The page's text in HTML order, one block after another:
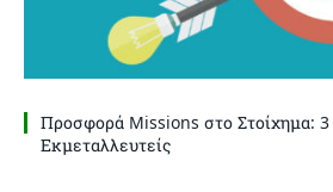
Προσφορά Missions στο Στοίχημα: 3
Εκμεταλλευτείς